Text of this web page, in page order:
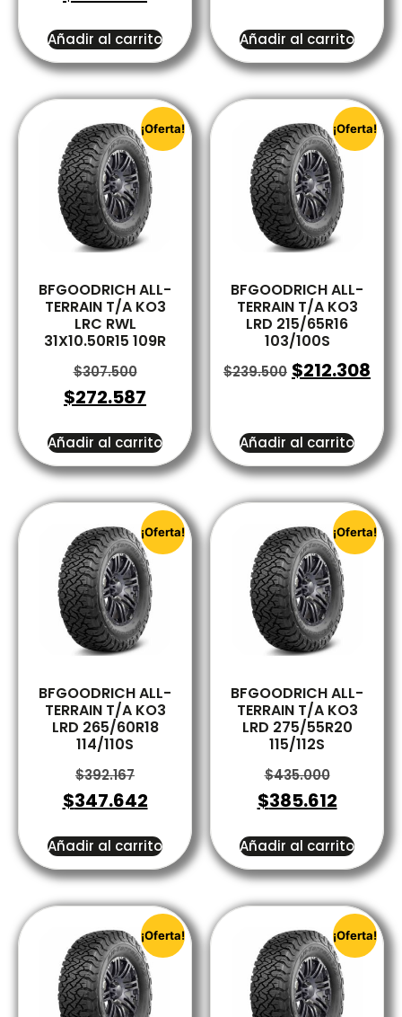
Añadir al carrito Añadir al carrito
¡Oferta!
BFGOODRICH ALL-
TERRAIN T/A KO3
LRC RWL
31X10.50R15 109R
$307.500
$272.587
Añadir al carrito
¡Oferta!
BFGOODRICH ALL-
TERRAIN T/A KO3
LRD 215/65R16
103/100S
$239.500 $212.308
Añadir al carrito
¡Oferta!
BFGOODRICH ALL-
TERRAIN T/A KO3
LRD 265/60R18
114/110S
$392.167
$347.642
Añadir al carrito
¡Oferta!
BFGOODRICH ALL-
TERRAIN T/A KO3
LRD 275/55R20
115/112S
$435.000
$385.612
Añadir al carrito
¡Oferta! ¡Oferta!